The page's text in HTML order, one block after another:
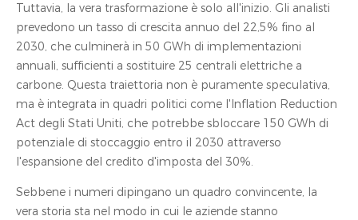
Tuttavia, la vera trasformazione è solo all'inizio. Gli analisti
prevedono un tasso di crescita annuo del 22,5% fino al
2030, che culminerà in 50 GWh di implementazioni
annuali, sufficienti a sostituire 25 centrali elettriche a
carbone. Questa traiettoria non è puramente speculativa,
ma è integrata in quadri politici come l'Inflation Reduction
Act degli Stati Uniti, che potrebbe sbloccare 150 GWh di
potenziale di stoccaggio entro il 2030 attraverso
l'espansione del credito d'imposta del 30%.
Sebbene i numeri dipingano un quadro convincente, la
vera storia sta nel modo in cui le aziende stanno